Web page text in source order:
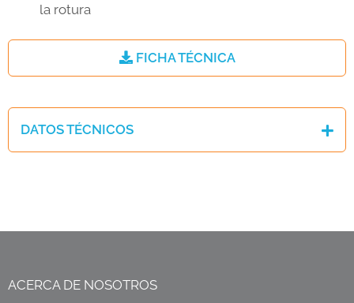
la rotura
FICHA TÉCNICA
DATOS TÉCNICOS
ACERCA DE NOSOTROS